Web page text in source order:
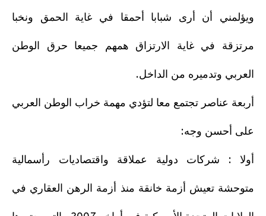
ويؤلمني أن أرى شبابا أحمقا في غاية الحمق ونخبا
مرتزقة في غاية الارتزاق همهم جميعا حرق الوطن
العربي وتدميره من الداخل.
أربعة عناصر تجتمع معا لتؤدي مهمة خراب الوطن العربي
على أحسن وجه:
أولا : شركات دولية عملاقة واقتصاديات رأسمالية
متوحشة تعيش أزمة خانقة منذ أزمة الرهن العقاري في